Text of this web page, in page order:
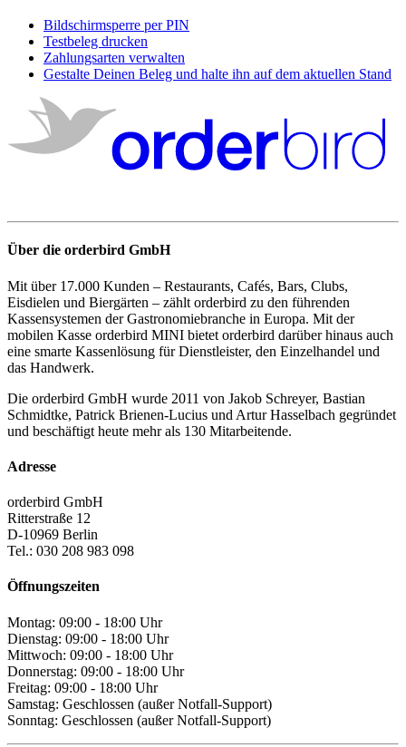
Bildschirmsperre per PIN
Testbeleg drucken
Zahlungsarten verwalten
Gestalte Deinen Beleg und halte ihn auf dem aktuellen Stand
Über die orderbird GmbH
Mit über 17.000 Kunden – Restaurants, Cafés, Bars, Clubs,
Eisdielen und Biergärten – zählt orderbird zu den führenden
Kassensystemen der Gastronomiebranche in Europa. Mit der
mobilen Kasse orderbird MINI bietet orderbird darüber hinaus auch
eine smarte Kassenlösung für Dienstleister, den Einzelhandel und
das Handwerk.
Die orderbird GmbH wurde 2011 von Jakob Schreyer, Bastian
Schmidtke, Patrick Brienen-Lucius und Artur Hasselbach gegründet
und beschäftigt heute mehr als 130 Mitarbeitende.
Adresse
orderbird GmbH
Ritterstraße 12
D-10969 Berlin
Tel.: 030 208 983 098
Öffnungszeiten
Montag: 09:00 - 18:00 Uhr
Dienstag: 09:00 - 18:00 Uhr
Mittwoch: 09:00 - 18:00 Uhr
Donnerstag: 09:00 - 18:00 Uhr
Freitag: 09:00 - 18:00 Uhr
Samstag: Geschlossen (außer Notfall-Support)
Sonntag: Geschlossen (außer Notfall-Support)